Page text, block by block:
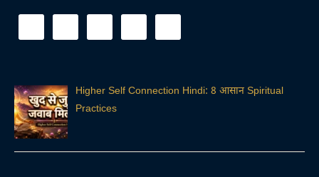
Higher Self Connection Hindi: 8 आसान Spiritual
Practices